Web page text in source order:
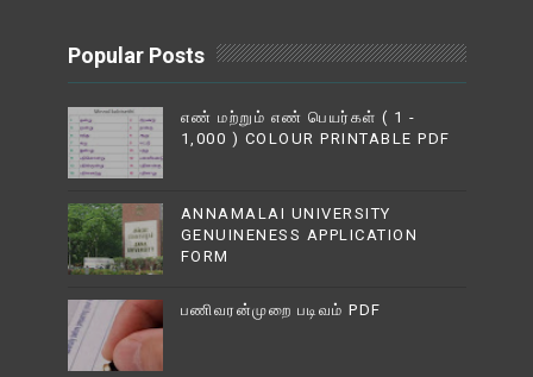
Popular Posts
எண் மற்றும் எண் பெயர்கள் ( 1 -
1,000 ) COLOUR PRINTABLE PDF
ANNAMALAI UNIVERSITY
GENUINENESS APPLICATION
FORM
பணிவரன்முறை படிவம் PDF